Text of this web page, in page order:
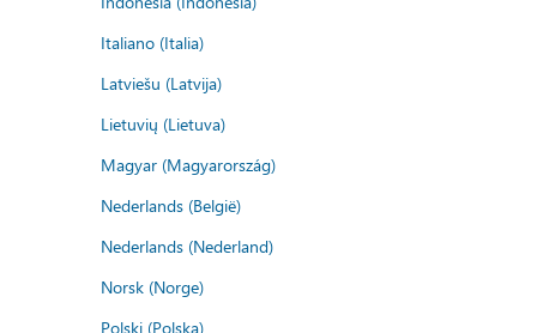
Italiano (Italia)
Latviešu (Latvija)
Lietuvių (Lietuva)
Magyar (Magyarország)
Nederlands (België)
Nederlands (Nederland)
Norsk (Norge)
Polski (Polska)